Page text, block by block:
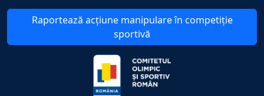
Raportează acțiune manipulare în competiție
sportivă